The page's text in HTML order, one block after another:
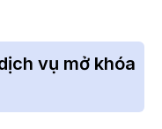
vụ mở khóa